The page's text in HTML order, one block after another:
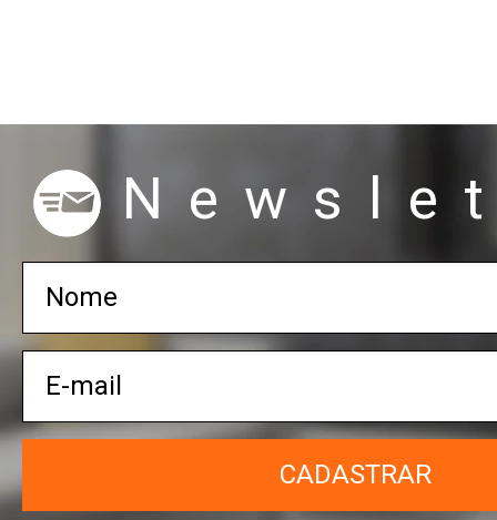
CADASTRAR